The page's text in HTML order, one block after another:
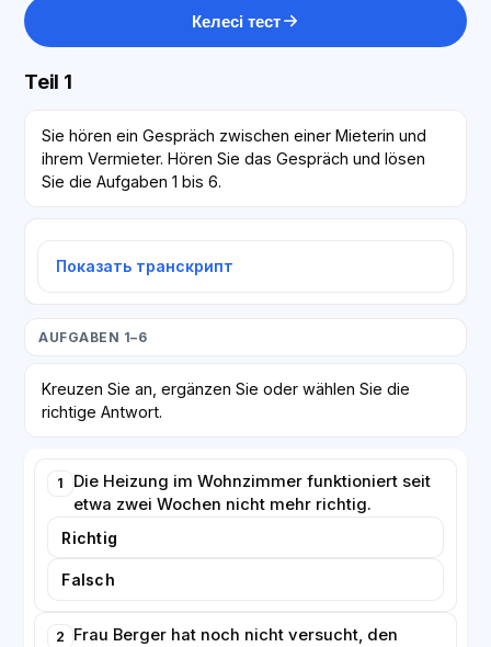
Келесі тест
Teil 1
Sie hören ein Gespräch zwischen einer Mieterin und
ihrem Vermieter. Hören Sie das Gespräch und lösen
Sie die Aufgaben 1 bis 6.
Показать транскрипт
AUFGABEN 1–6
Kreuzen Sie an, ergänzen Sie oder wählen Sie die
richtige Antwort.
1
Die Heizung im Wohnzimmer funktioniert seit
etwa zwei Wochen nicht mehr richtig.
Richtig
Falsch
2
Frau Berger hat noch nicht versucht, den